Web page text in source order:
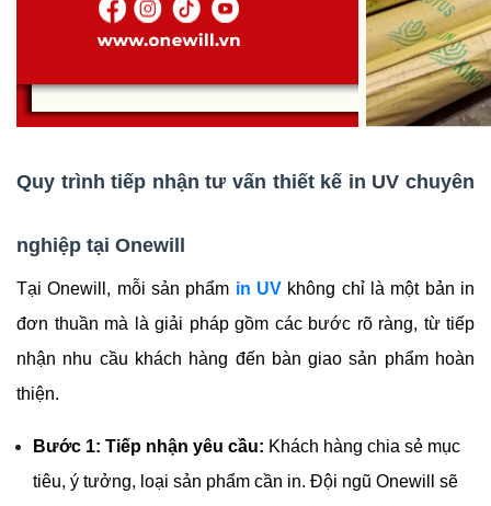
Quy trình tiếp nhận tư vấn thiết kế in UV chuyên
nghiệp tại Onewill
Tại Onewill, mỗi sản phẩm in UV không chỉ là một bản in
đơn thuần mà là giải pháp gồm các bước rõ ràng, từ tiếp
nhận nhu cầu khách hàng đến bàn giao sản phẩm hoàn
thiện.
Bước 1: Tiếp nhận yêu cầu: Khách hàng chia sẻ mục
tiêu, ý tưởng, loại sản phẩm cần in. Đội ngũ Onewill sẽ